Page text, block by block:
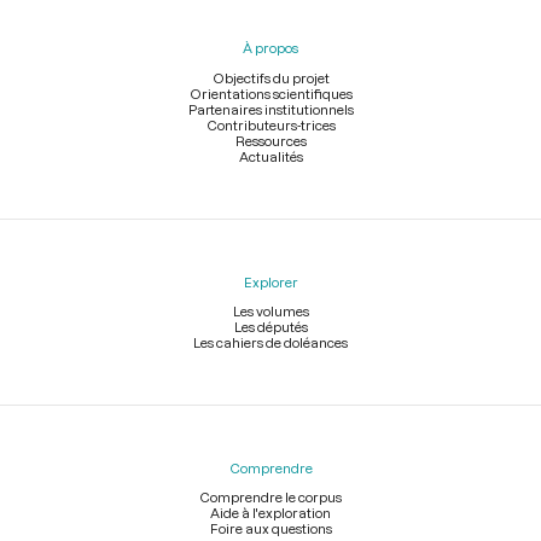
À propos
Objectifs du projet
Orientations scientifiques
Partenaires institutionnels
Contributeurs-trices
Ressources
Actualités
Explorer
Les volumes
Les députés
Les cahiers de doléances
Comprendre
Comprendre le corpus
Aide à l'exploration
Foire aux questions